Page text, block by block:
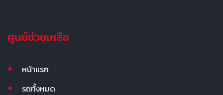
ศูนย์ช่วยเหลือ
หน้าแรก
รถทั้งหมด